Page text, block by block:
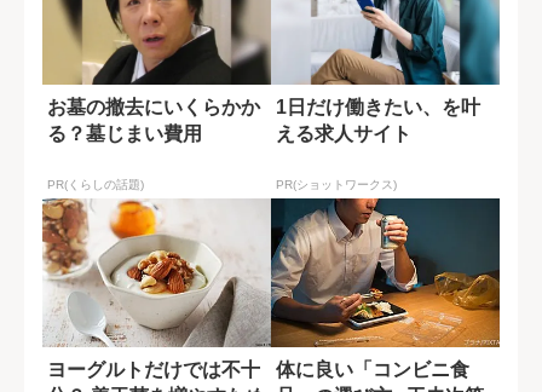
お墓の撤去にいくらかか
る？墓じまい費用
PR(くらしの話題)
1日だけ働きたい、を叶
える求人サイト
PR(ショットワークス)
ヨーグルトだけでは不十
体に良い「コンビニ食